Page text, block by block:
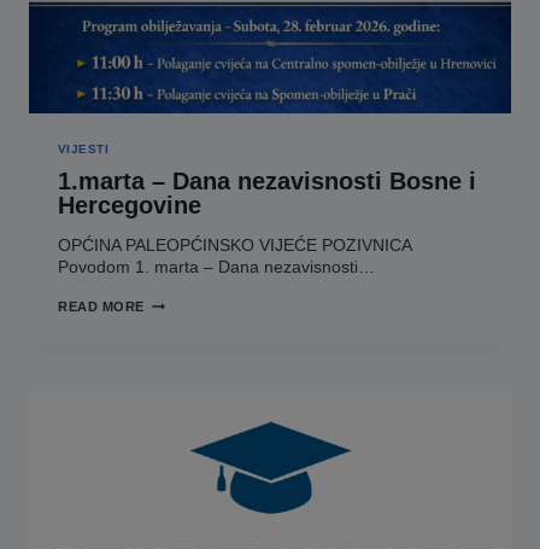
VIJESTI
1.marta – Dana nezavisnosti Bosne i
Hercegovine
OPĆINA PALEOPĆINSKO VIJEĆE POZIVNICA
Povodom 1. marta – Dana nezavisnosti…
READ MORE 1.MARTA